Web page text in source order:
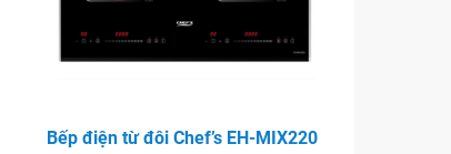
Bếp điện từ đôi Chef’s EH-MIX220